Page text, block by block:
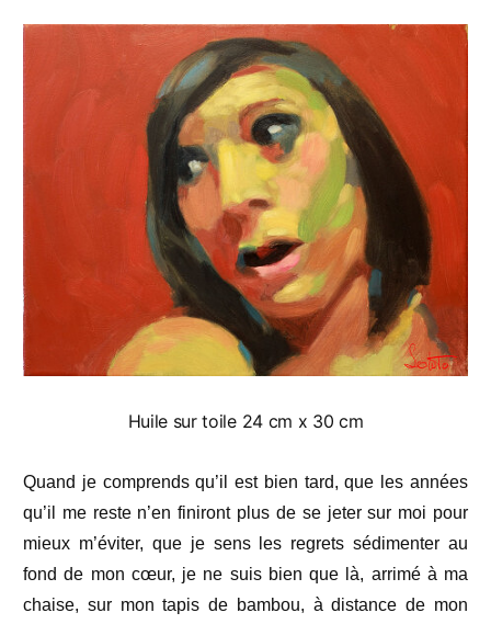
Huile sur toile 24 cm x 30 cm
Quand je comprends qu’il est bien tard, que les années
qu’il me reste n’en finiront plus de se jeter sur moi pour
mieux m’éviter, que je sens les regrets sédimenter au
fond de mon cœur, je ne suis bien que là, arrimé à ma
chaise, sur mon tapis de bambou, à distance de mon